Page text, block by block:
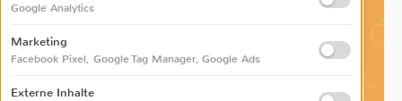
Google Analytics
Marketing
Facebook Pixel, Google Tag Manager, Google Ads
Externe Inhalte